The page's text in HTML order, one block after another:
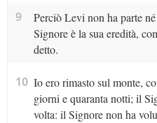
9
Perciò Levi non ha parte
Signore è la sua eredità,
detto.
10 Io ero rimasto sul monte,
giorni e quaranta notti; il
volta: il Signore non ha